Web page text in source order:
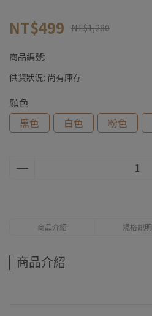
NT$499 NT$1,280
商品編號:
供貨狀況: 尚有庫存
顏色
黑色
白色 粉色
商品介紹 規格說明
商品介紹